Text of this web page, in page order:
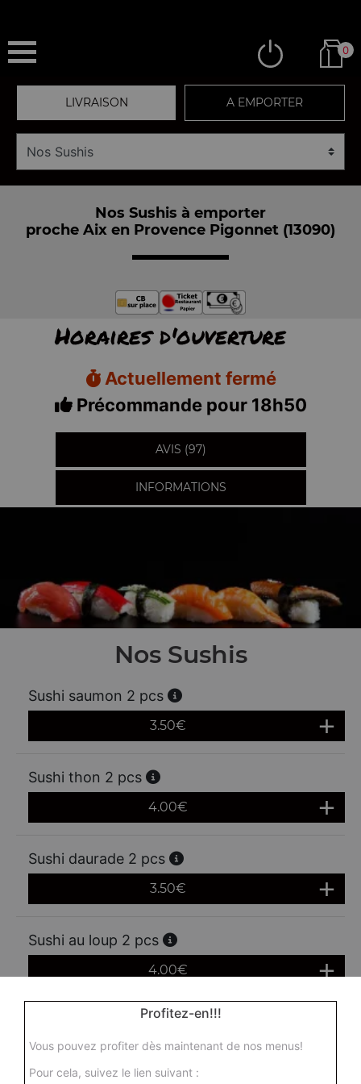
0
LIVRAISON A EMPORTER
Nos Sushis à emporter
proche Aix en Provence Pigonnet (13090)
Horaires d'ouverture
Actuellement fermé
Précommande pour 18h50
AVIS (97)
INFORMATIONS
Nos Sushis
Sushi saumon 2 pcs
3.50€
Sushi thon 2 pcs
4.00€
Sushi daurade 2 pcs
3.50€
Sushi au loup 2 pcs
4.00€
Sushi anguille grillée 2 pcs
5.50€
Profitez-en!!!
Vous pouvez profiter dès maintenant de nos menus!
Pour cela, suivez le lien suivant :